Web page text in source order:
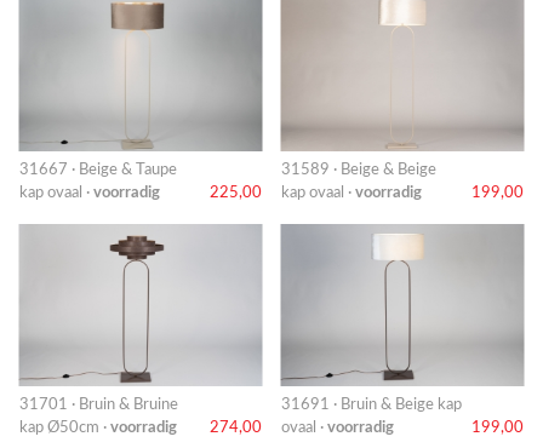
31667 · Beige & Taupe
kap ovaal · voorradig 225,00
31589 · Beige & Beige
kap ovaal · voorradig 199,00
31701 · Bruin & Bruine
kap Ø50cm · voorradig 274,00
31691 · Bruin & Beige kap
ovaal · voorradig 199,00